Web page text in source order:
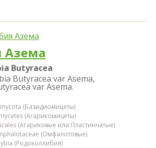
Азема
Butyracea
Butyracea var Asema,
var Asema.
(Базидиомицеты)
(Агарикомицеты)
(Агариковые или Пластинчатые)
(Омфалотовые)
(Родоколлибия)